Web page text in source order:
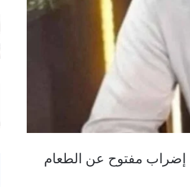
إضراب مفتوح عن الطعام